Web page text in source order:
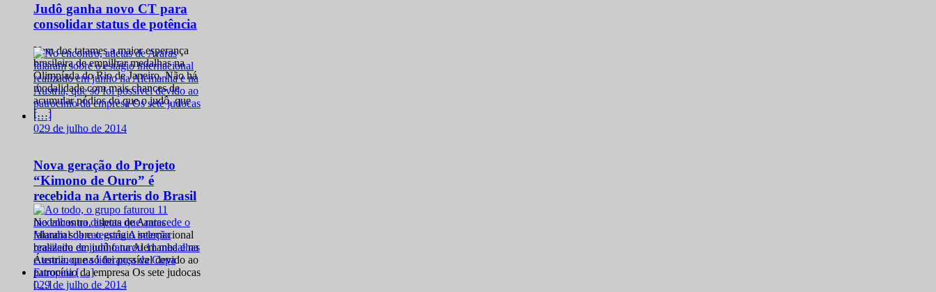
Judô ganha novo CT para
consolidar status de potência
Vem dos tatames a maior esperança
brasileira de empilhar medalhas na
Olimpíada do Rio de Janeiro. Não há
modalidade com mais chances de
acumular pódios do que o judô, que
[…]
029 de julho de 2014
Nova geração do Projeto
“Kimono de Ouro” é
recebida na Arteris do Brasil
No encontro, atletas de Araras
falaram sobre o estágio internacional
realizado em junho na Alemanha e na
Áustria, que só foi possível devido ao
patrocínio da empresa Os sete judocas
[…]
029 de julho de 2014